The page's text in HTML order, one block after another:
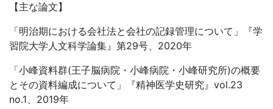
【主な論文】
「明治期における会社法と会社の記録管理について」『学
習院大学人文科学論集』第29号、2020年
「小峰資料群(王子脳病院・小峰病院・小峰研究所)の概要
とその資料編成について」『精神医学史研究』vol.23
no.1、2019年